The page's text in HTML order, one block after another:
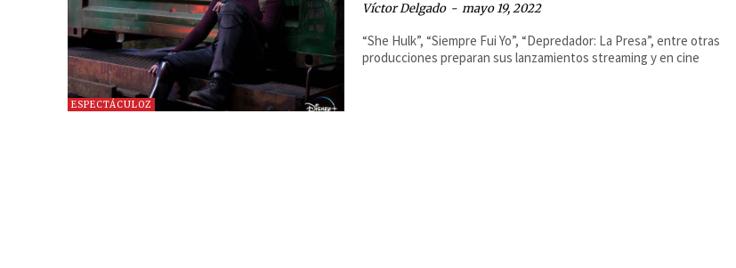
ESPECTÁCULOZ
Víctor Delgado - mayo 19, 2022
“She Hulk”, “Siempre Fui Yo”, “Depredador: La Presa”, entre otras
producciones preparan sus lanzamientos streaming y en cine